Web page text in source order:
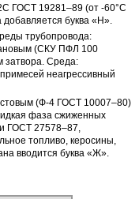
ГОСТ 19281–89 (от -60°С
буква «Н».
трубопровода:
(СКУ ПФЛ 100
затвора. Среда:
неагрессивный
(Ф-4 ГОСТ 10007–80)
фаза сжиженных
и ГОСТ 27578–87,
топливо, керосины,
вводится буква «Ж».